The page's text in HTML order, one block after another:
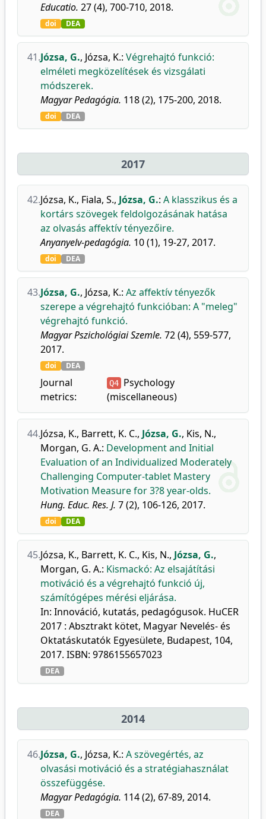
Educatio. 27 (4), 700-710, 2018.
doi DEA
41.Józsa, G., Józsa, K.: Végrehajtó funkció:
elméleti megközelítések és vizsgálati
módszerek.
Magyar Pedagógia. 118 (2), 175-200, 2018.
doi DEA
2017
42.Józsa, K., Fiala, S., Józsa, G.: A klasszikus és a
kortárs szövegek feldolgozásának hatása
az olvasás affektív tényezőire.
Anyanyelv-pedagógia. 10 (1), 19-27, 2017.
doi DEA
43.Józsa, G., Józsa, K.: Az affektív tényezők
szerepe a végrehajtó funkcióban: A "meleg"
végrehajtó funkció.
Magyar Pszichológiai Szemle. 72 (4), 559-577,
2017.
doi DEA
Journal
metrics:
Q4 Psychology
(miscellaneous)
44.Józsa, K., Barrett, K. C., Józsa, G., Kis, N.,
Morgan, G. A.: Development and Initial
Evaluation of an Individualized Moderately
Challenging Computer-tablet Mastery
Motivation Measure for 3?8 year-olds.
Hung. Educ. Res. J. 7 (2), 106-126, 2017.
doi DEA
45.Józsa, K., Barrett, K. C., Kis, N., Józsa, G.,
Morgan, G. A.: Kismackó: Az elsajátítási
motiváció és a végrehajtó funkció új,
számítógépes mérési eljárása.
In: Innováció, kutatás, pedagógusok. HuCER
2017 : Absztrakt kötet, Magyar Nevelés- és
Oktatáskutatók Egyesülete, Budapest, 104,
2017. ISBN: 9786155657023
DEA
2014
46.Józsa, G., Józsa, K.: A szövegértés, az
olvasási motiváció és a stratégiahasználat
összefüggése.
Magyar Pedagógia. 114 (2), 67-89, 2014.
DEA